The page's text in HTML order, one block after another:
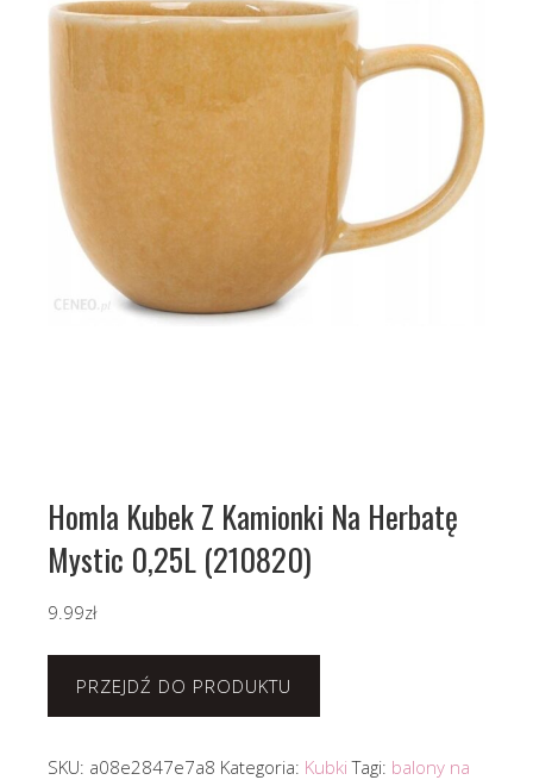
Homla Kubek Z Kamionki Na Herbatę
Mystic 0,25L (210820)
9.99zł
PRZEJDŹ DO PRODUKTU
SKU: a08e2847e7a8 Kategoria: Kubki Tagi: balony na